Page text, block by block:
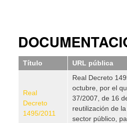
Título URL pública
Real
Decreto
1495/2011
Real Decreto
octubre, por el
37/2007, de 16
reutilización de
sector público,